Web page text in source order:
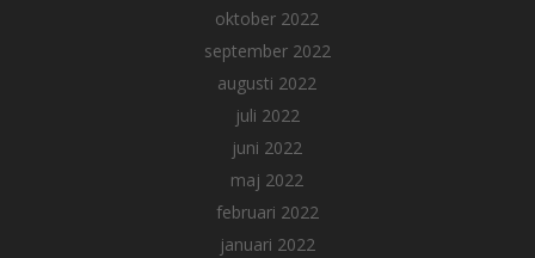
oktober 2022
september 2022
augusti 2022
juli 2022
juni 2022
maj 2022
februari 2022
januari 2022